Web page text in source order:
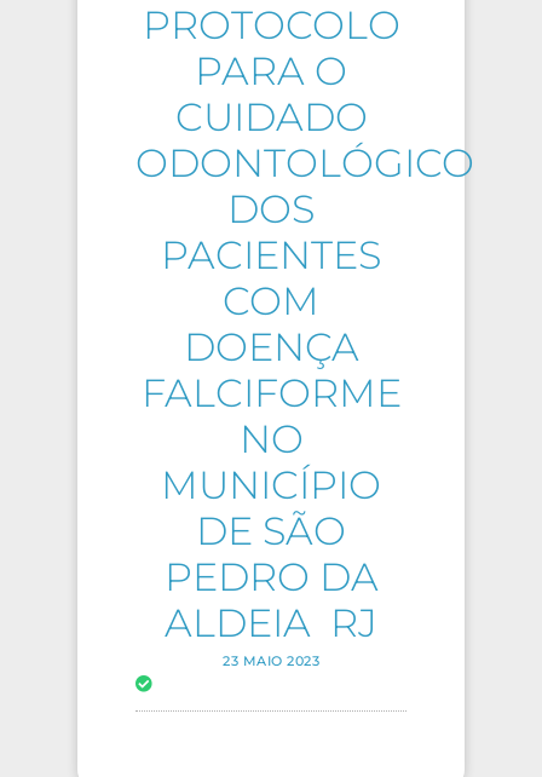
PROTOCOLO
PARA O
CUIDADO
ODONTOLÓGICO
DOS
PACIENTES
COM
DOENÇA
FALCIFORME
NO
MUNICÍPIO
DE SÃO
PEDRO DA
ALDEIA  RJ
23 MAIO 2023